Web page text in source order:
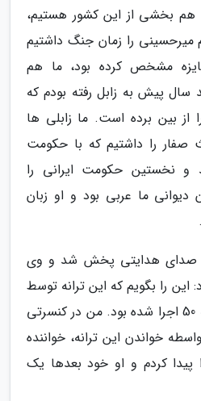
هم بخشی از این کشور هستیم،
میرحسینی را زمان جنگ داشتیم
مشخص کرده بود، ما هم
پیش به زابل رفته بودم که
از بین برده است. ما زابلی ها
صفار را داشتیم که با حکومت
نخستین حکومت ایرانی را
دیوانی ما عربی بود و او زبان
با صدای هدایتی پخش شد و وی
این را بگویم که این ترانه توسط
خواننده اصلی اش در دهه 50 اجرا شده بود. من در کنسرتی
به واسطه خواندن این ترانه، خواننده
کردم و او خود بعدها یک